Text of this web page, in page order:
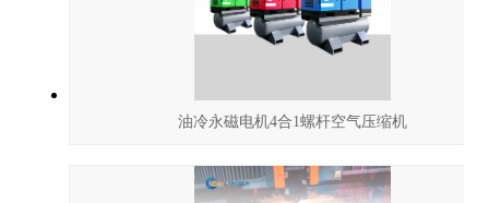
油冷永磁电机4合1螺杆空气压缩机